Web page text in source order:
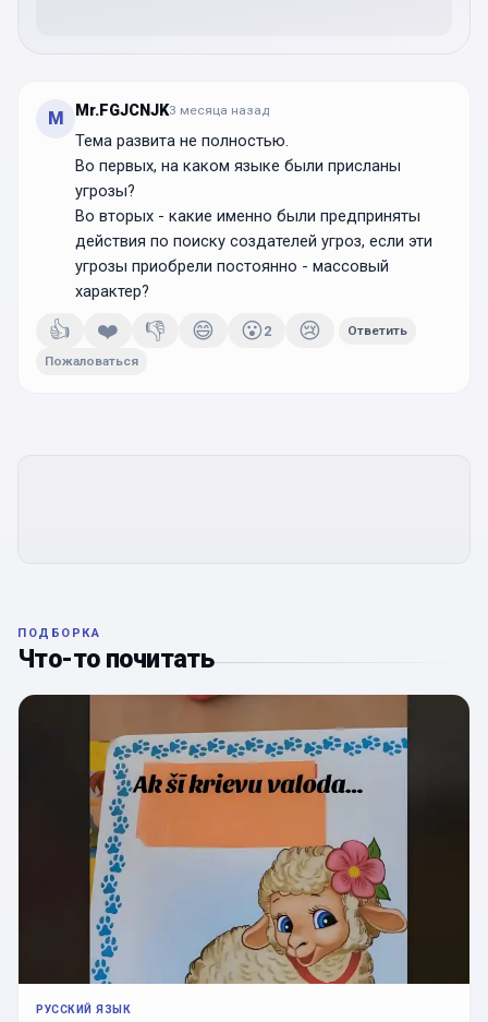
M Mr.FGJCNJK3 месяца назад
Тема развита не полностью.
Во первых, на каком языке были присланы
угрозы?
Во вторых - какие именно были предприняты
действия по поиску создателей угроз, если эти
угрозы приобрели постоянно - массовый
характер?
👍 ❤️ 👎 😄 😮 2 😢 Ответить
Пожаловаться
ПОДБОРКА
Что-то почитать
РУССКИЙ ЯЗЫК